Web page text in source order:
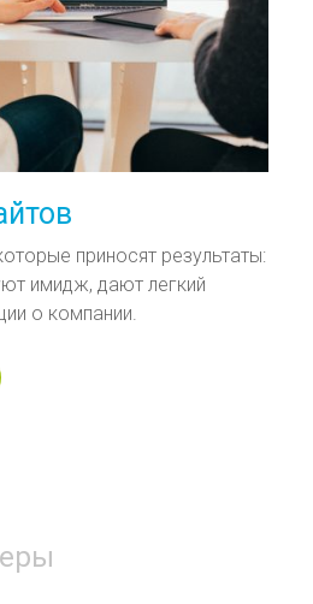
приносят результаты:
имидж, дают легкий
о компании.